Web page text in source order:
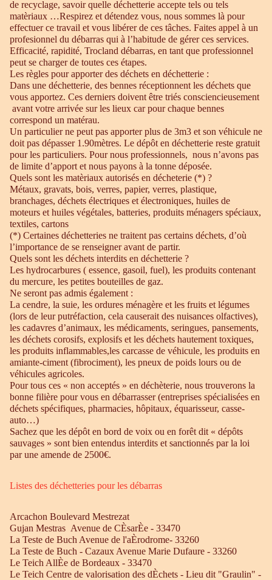
de recyclage, savoir quelle déchetterie accepte tels ou tels
matèriaux …Respirez et détendez vous, nous sommes là pour
effectuer ce travail et vous libérer de ces tâches. Faites appel à un
profesionnel du débarras qui à l’habitude de gérer ces services.
Efficacité, rapidité, Trocland débarras, en tant que professionnel
peut se charger de toutes ces étapes.
Les règles pour apporter des déchets en déchetterie :
Dans une déchetterie, des bennes réceptionnent les déchets que
vous apportez. Ces derniers doivent être triés consciencieusement
avant votre arrivée sur les lieux car pour chaque bennes
correspond un matérau.
Un particulier ne peut pas apporter plus de 3m3 et son véhicule ne
doit pas dépasser 1.90mètres. Le dépôt en déchetterie reste gratuit
pour les particuliers. Pour nous professionnels, nous n’avons pas
de limite d’apport et nous payons à la tonne déposée.
Quels sont les matèriaux autorisés en décheterie (*) ?
Métaux, gravats, bois, verres, papier, verres, plastique,
branchages, déchets électriques et électroniques, huiles de
moteurs et huiles végétales, batteries, produits ménagers spéciaux,
textiles, cartons
(*) Certaines déchetteries ne traitent pas certains déchets, d’où
l’importance de se renseigner avant de partir.
Quels sont les déchets interdits en déchetterie ?
Les hydrocarbures ( essence, gasoil, fuel), les produits contenant
du mercure, les petites bouteilles de gaz.
Ne seront pas admis également :
La cendre, la suie, les ordures ménagère et les fruits et légumes
(lors de leur putréfaction, cela causerait des nuisances olfactives),
les cadavres d’animaux, les médicaments, seringues, pansements,
les déchets corosifs, explosifs et les déchets hautement toxiques,
les produits inflammables,les carcasse de véhicule, les produits en
amiante-ciment (fibrociment), les pneux de poids lours ou de
véhicules agricoles.
Pour tous ces « non acceptés » en déchèterie, nous trouverons la
bonne filière pour vous en débarrasser (entreprises spécialisées en
déchets spécifiques, pharmacies, hôpitaux, équarisseur, casse-
auto…)
Sachez que les dépôt en bord de voix ou en forêt dit « dépôts
sauvages » sont bien entendus interdits et sanctionnés par la loi
par une amende de 2500€.
Listes des déchetteries pour les débarras
Arcachon Boulevard Mestrezat
Gujan Mestras Avenue de CÈsarÈe - 33470
La Teste de Buch Avenue de l'aÈrodrome- 33260
La Teste de Buch - Cazaux Avenue Marie Dufaure - 33260
Le Teich AllÈe de Bordeaux - 33470
Le Teich Centre de valorisation des dÈchets - Lieu dit "Graulin" -